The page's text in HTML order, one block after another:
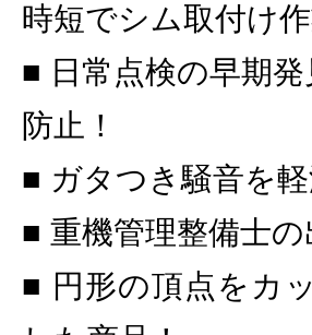
時短でシム取付け作
■ 日常点検の早期
防止！
■ ガタつき騒音を
■ 重機管理整備士
■ 円形の頂点をカ